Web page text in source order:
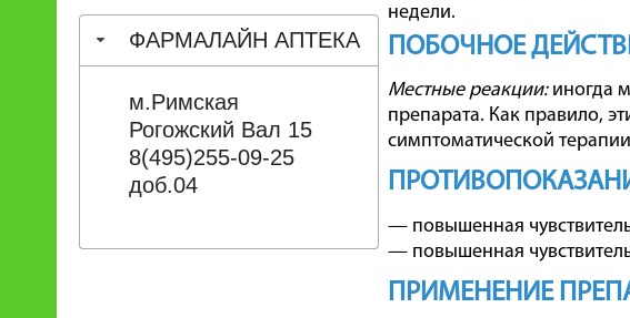
ФАРМАЛАЙН АПТЕКА
м.Римская
Рогожский Вал 15
8(495)255-09-25
доб.04
недели.
ПОБОЧНОЕ
Местные реакции:иногда
препарата. Как правило,
симптоматической
— повышенная
— повышенная
ПРИМЕНЕНИЕ